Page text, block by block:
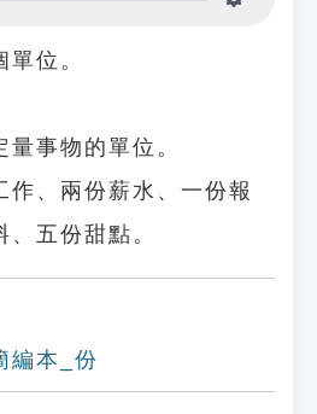
位。
事物的單位。
作、兩份薪水、一份報
五份甜點。
編本_份